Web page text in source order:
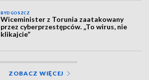
BYDGOSZCZ
Wiceminister z Torunia zaatakowany
przez cyberprzestępców. „To wirus, nie
klikajcie”
ZOBACZ WIĘCEJ